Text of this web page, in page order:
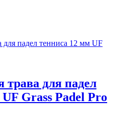
трава для падел
Grass Padel Pro